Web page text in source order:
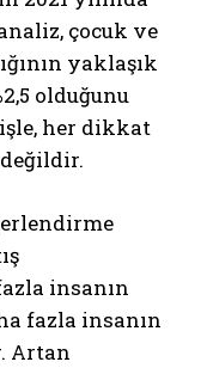
çocuk ve
yaklaşık
olduğunu
her dikkat
insanın
fazla insanın
Artan